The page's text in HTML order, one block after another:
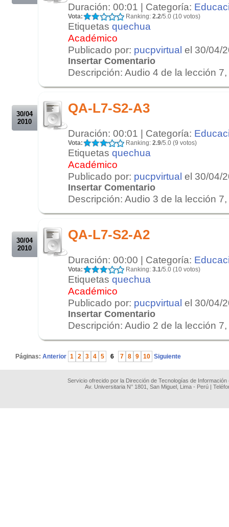
Duración: 00:01 | Categoría:
Vota: Ranking: 2.2/5.0 (10 votos)
Etiquetas quechua
Académico
Publicado por: pucpvirtual el 30/04/
Insertar Comentario
Descripción: Audio 4 de la lección
30/04
2010
QA-L7-S2-A3
Duración: 00:01 | Categoría:
Vota: Ranking: 2.9/5.0 (9 votos)
Etiquetas quechua
Académico
Publicado por: pucpvirtual el 30/04/
Insertar Comentario
Descripción: Audio 3 de la lección
30/04
2010
QA-L7-S2-A2
Duración: 00:00 | Categoría:
Vota: Ranking: 3.1/5.0 (10 votos)
Etiquetas quechua
Académico
Publicado por: pucpvirtual el 30/04/
Insertar Comentario
Descripción: Audio 2 de la lección
Páginas: Anterior 1 2 3 4 5 6 7 8 9 10 Siguiente
Servicio ofrecido por la Dirección de Tecnologías de
Av. Universitaria N° 1801, San Miguel, Lima - Perú |